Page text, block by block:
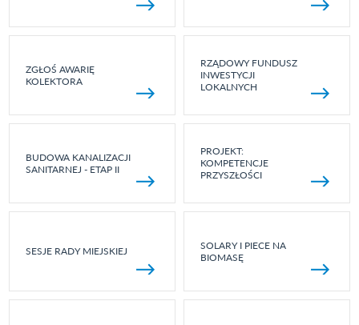
ZGŁOŚ AWARIĘ
KOLEKTORA
RZĄDOWY FUNDUSZ
INWESTYCJI
LOKALNYCH
BUDOWA KANALIZACJI
SANITARNEJ - ETAP II
PROJEKT:
KOMPETENCJE
PRZYSZŁOŚCI
SESJE RADY MIEJSKIEJ
SOLARY I PIECE NA
BIOMASĘ